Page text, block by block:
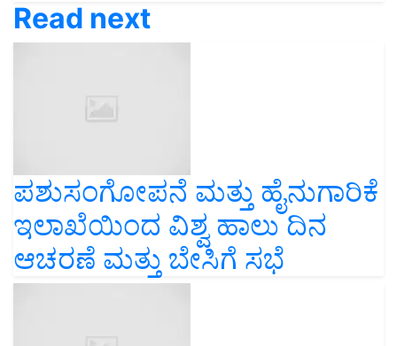
Read next
ಪಶುಸಂಗೋಪನೆ ಮತ್ತು ಹೈನುಗಾರಿಕೆ
ಇಲಾಖೆಯಿಂದ ವಿಶ್ವ ಹಾಲು ದಿನ
ಆಚರಣೆ ಮತ್ತು ಬೇಸಿಗೆ ಸಭೆ